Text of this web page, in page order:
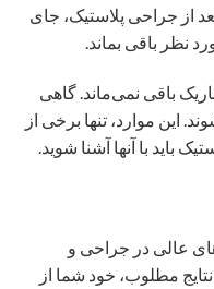
از جراحی پلاستیک، جای
نظر باقی بماند.
باقی نمی‌ماند. گاهی
این موارد، تنها برخی از
باید با آنها آشنا شوید.
عالی در جراحی و
مطلوب، خود شما از